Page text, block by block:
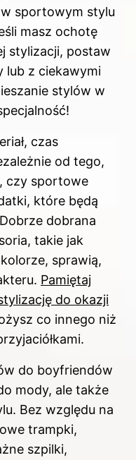
sportowym stylu
masz ochotę
stylizacji, postaw
lub z ciekawymi
stylów w
czas
od tego,
czy sportowe
które będą
dobrana
takie jak
sprawią,
Pamiętaj
do okazji
co innego niż
do boyfriendów
mody, ale także
Bez względu na
trampki,
szpilki,